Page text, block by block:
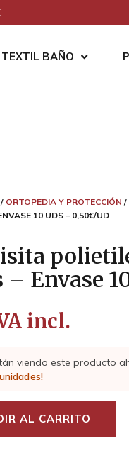
TEXTIL BAÑO
ORTOPEDIA Y PROTECCIÓN /
10 UDS – 0,50€/UD
– Envase
incl.
viendo este producto
AL CARRITO